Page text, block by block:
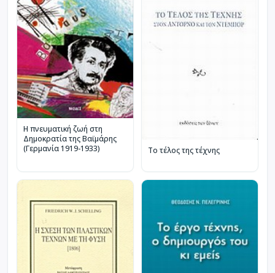
Η πνευματική ζωή στη
Δημοκρατία της Βαϊμάρης
(Γερμανία 1919-1933)
Το τέλος της τέχνης